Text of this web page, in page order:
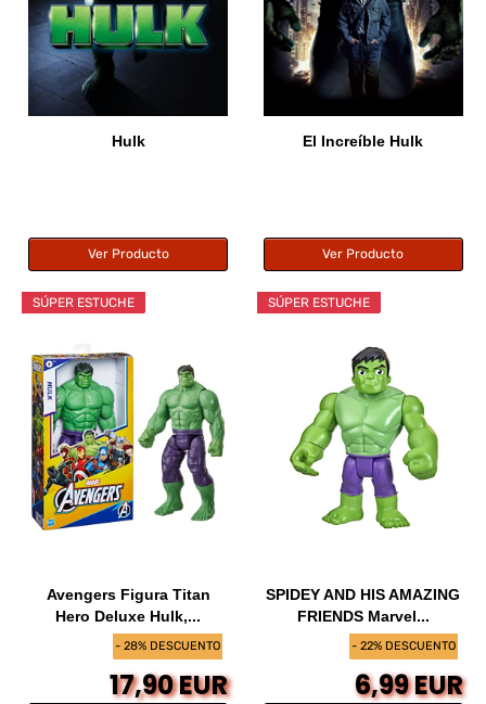
Hulk
Ver Producto
El Increíble Hulk
Ver Producto
- 28% DESCUENTO
SÚPER ESTUCHE
Avengers Figura Titan
Hero Deluxe Hulk,...
17,90 EUR
- 22% DESCUENTO
SÚPER ESTUCHE
SPIDEY AND HIS AMAZING
FRIENDS Marvel...
6,99 EUR